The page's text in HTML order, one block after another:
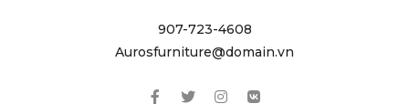
907-723-4608
Aurosfurniture@domain.vn